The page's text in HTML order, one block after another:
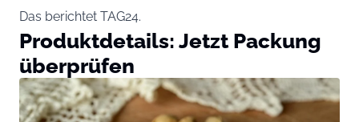
Das berichtet TAG24.
Produktdetails: Jetzt Packung
überprüfen